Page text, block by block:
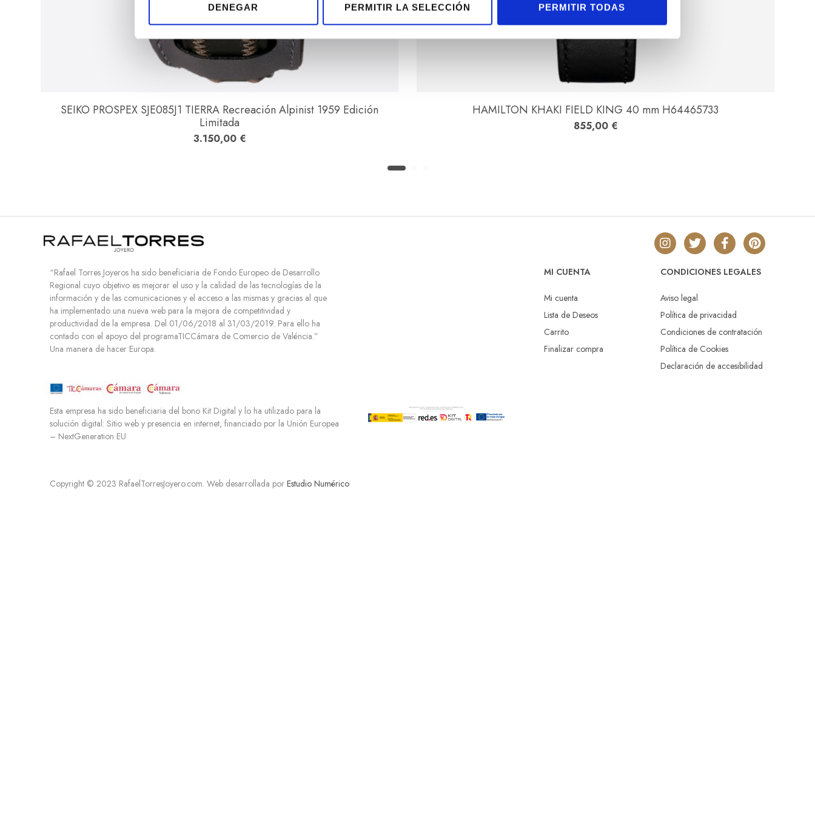
n
n
n
DENEGAR PERMITIR LA SELECCIÓN PERMITIR TODAS
SEIKO PROSPEX SJE085J1 TIERRA Recreación Alpinist 1959 Edición
Limitada
3.150,00 €
HAMILTON KHAKI FIELD KING 40 mm H64465733
855,00 €
“Rafael Torres Joyeros ha sido beneficiaria de Fondo Europeo de Desarrollo
Regional cuyo objetivo es mejorar el uso y la calidad de las tecnologías de la
información y de las comunicaciones y el acceso a las mismas y gracias al que
ha implementado una nueva web para la mejora de competitividad y
productividad de la empresa. Del 01/06/2018 al 31/03/2019. Para ello ha
contado con el apoyo del programaTICCámara de Comercio de Valéncia.”
Una manera de hacer Europa.
MI CUENTA
Mi cuenta
Lista de Deseos
Carrito
Finalizar compra
CONDICIONES LEGALES
Aviso legal
Política de privacidad
Condiciones de contratación
Política de Cookies
Declaración de accesibilidad
Esta empresa ha sido beneficiaria del bono Kit Digital y lo ha utilizado para la
solución digital: Sitio web y presencia en internet, financiado por la Unión Europea
– NextGeneration EU
Copyright © 2023 RafaelTorresJoyero.com. Web desarrollada por Estudio Numérico